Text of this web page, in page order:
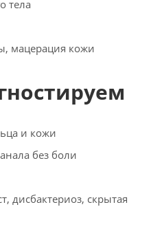
тела
мацерация кожи
и кожи
без боли
дисбактериоз, скрытая